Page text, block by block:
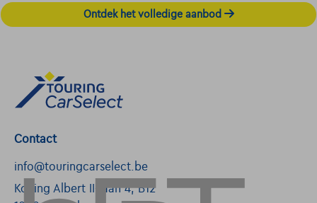
Ontdek het volledige aanbod
Contact
info@touringcarselect.be
Koning Albert II-laan 4, B12